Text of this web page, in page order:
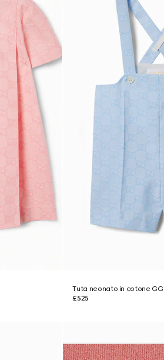
Tuta neonato in cotone
£525